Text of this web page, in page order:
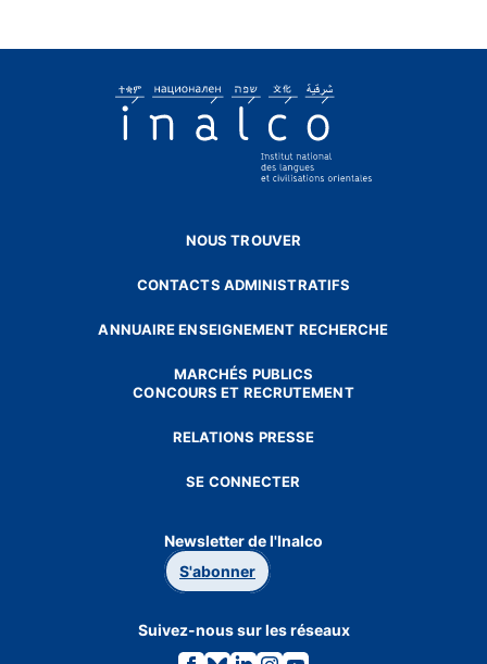
NOUS TROUVER
CONTACTS ADMINISTRATIFS
ANNUAIRE ENSEIGNEMENT RECHERCHE
MARCHÉS PUBLICS
CONCOURS ET RECRUTEMENT
RELATIONS PRESSE
SE CONNECTER
Newsletter de l'Inalco
S'abonner
Suivez-nous sur les réseaux